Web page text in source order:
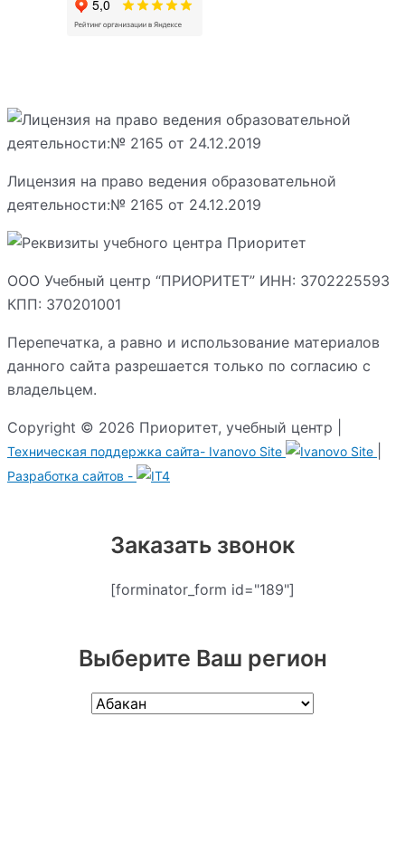
Лицензия на право ведения образовательной
деятельности:№ 2165 от 24.12.2019
ООО Учебный центр “ПРИОРИТЕТ” ИНН: 3702225593
КПП: 370201001
Перепечатка, а равно и использование материалов
данного сайта разрешается только по согласию с
владельцем.
Copyright © 2026 Приоритет, учебный центр |
Техническая поддержка сайта- Ivanovo Site
Разработка сайтов -
Заказать звонок
[forminator_form id="189"]
Выберите Ваш регион